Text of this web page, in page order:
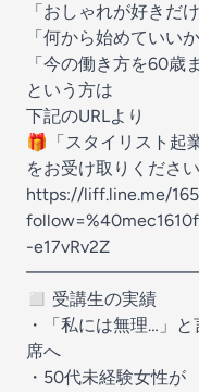
「おしゃれが好きだ
「何から始めていい
「今の働き方を60歳
という方は
下記のURLより
🎁「スタイリスト起
をお受け取りくださ
https://liff.line.me/
-e17vRv2Z
◻️ 受講生の実績
・「私には無理…」
席へ
・50代未経験女性